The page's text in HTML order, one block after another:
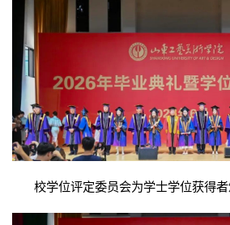
校学位评定委员会为学士学位获得者